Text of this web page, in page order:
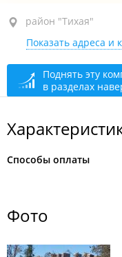
район "Тихая", ул.
круглосуточно
район "Тихая"
Показать адреса и
Поднять эту
в разделах
Способы оплаты
Фото